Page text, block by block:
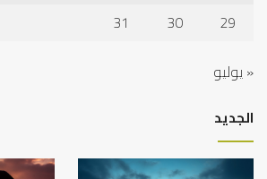
29
30
31
« يوليو
الجديد